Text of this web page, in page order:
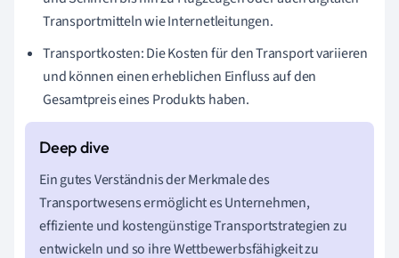
Transportmitteln wie Internetleitungen.
Transportkosten: Die Kosten für den Transport variieren
und können einen erheblichen Einfluss auf den
Gesamtpreis eines Produkts haben.
Ein gutes Verständnis der Merkmale des
Transportwesens ermöglicht es Unternehmen,
effiziente und kostengünstige Transportstrategien zu
entwickeln und so ihre Wettbewerbsfähigkeit zu